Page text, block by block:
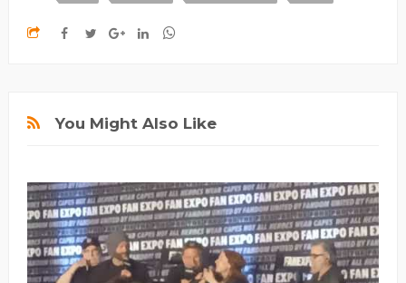
You Might Also Like